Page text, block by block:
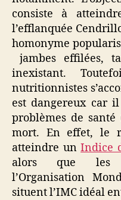
consiste à
l’efflanquée
homonyme
jambes effilées,
inexistant.
nutritionnistes
est dangereux car
problèmes de
mort. En effet, le
atteindre unIndice
alors que les
l’Organisation
situent l’IMC idéal